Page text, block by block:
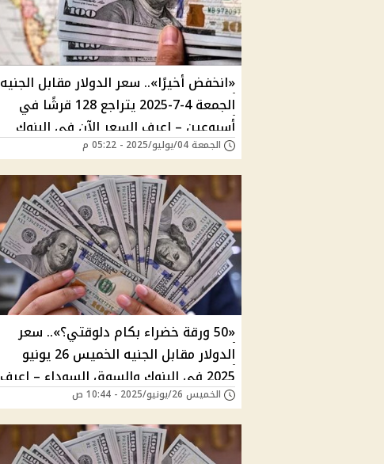
«انخفض أخيرًا».. سعر الدولار مقابل الجنيه
الجمعة 4-7-2025 يتراجع 128 قرشًا في
أسبوعين – اعرف السعر الآن في البنوك
والسوق السوداء
الجمعة 04/يوليو/2025 - 05:22 م
«50 ورقة خضراء بكام دلوقتي؟».. سعر
الدولار مقابل الجنيه الخميس 26 يونيو
2025 في البنوك والسوق السوداء – اعرف
أسعار العملات العربية والأجنبية الآن
الخميس 26/يونيو/2025 - 10:44 ص